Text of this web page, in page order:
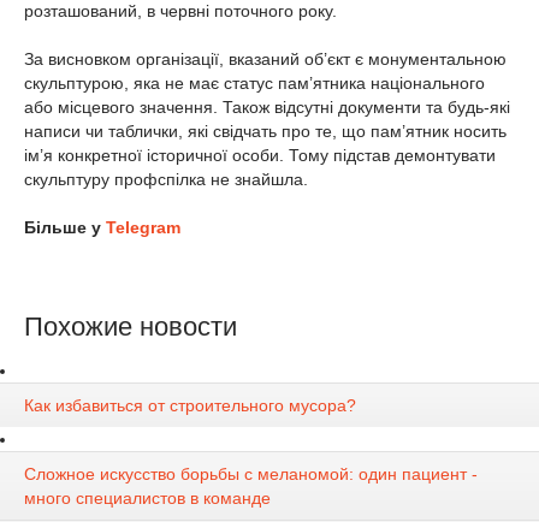
розташований, в червні поточного року.
За висновком організації, вказаний об’єкт є монументальною
скульптурою, яка не має статус пам’ятника національного
або місцевого значення. Також відсутні документи та будь-які
написи чи таблички, які свідчать про те, що пам’ятник носить
ім’я конкретної історичної особи. Тому підстав демонтувати
скульптуру профспілка не знайшла.
Більше у Telegram
Похожие новости
Как избавиться от строительного мусора?
Сложное искусство борьбы с меланомой: один пациент -
много специалистов в команде